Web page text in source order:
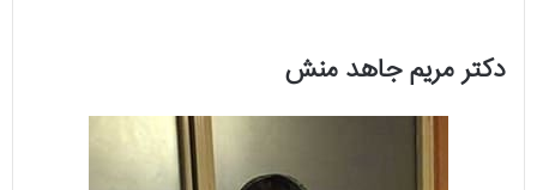
دکتر مریم جاهد منش